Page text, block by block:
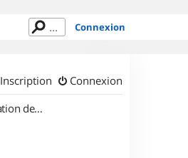
Connexion
Connexion
Inscription
Organisation de sorties en région Picardie